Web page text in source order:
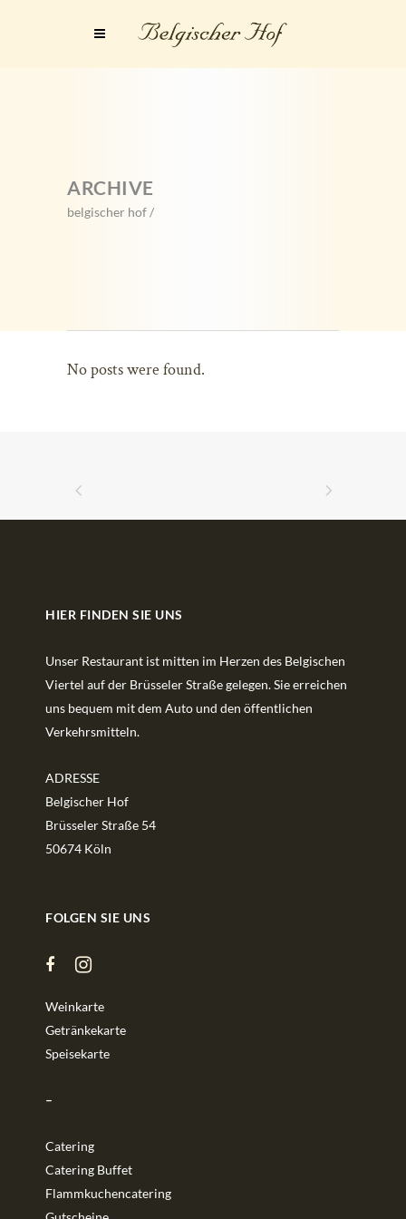
ARCHIVE
belgischer hof/
No posts were found.
HIER FINDEN SIE UNS
Unser Restaurant ist mitten im Herzen des Belgischen
Viertel auf der Brüsseler Straße gelegen. Sie erreichen
uns bequem mit dem Auto und den öffentlichen
Verkehrsmitteln.
ADRESSE
Belgischer Hof
Brüsseler Straße 54
50674 Köln
FOLGEN SIE UNS
Weinkarte
Getränkekarte
Speisekarte
–
Catering
Catering Buffet
Flammkuchencatering